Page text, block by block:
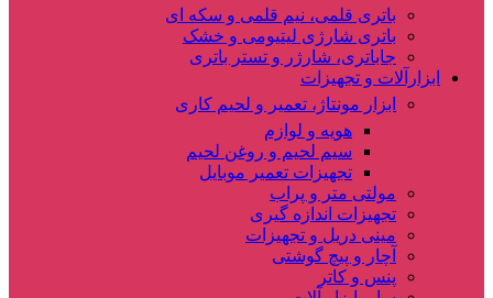
باتری قلمی، نیم قلمی و سکه ای
باتری شارژی لیتیومی و خشک
جاباتری، شارژر و تستر باتری
ابزارآلات و تجهیزات
ابزار مونتاژ، تعمیر و لحیم کاری
هویه و لوازم
سیم لحیم و روغن لحیم
تجهیزات تعمیر موبایل
مولتی متر و پراب
تجهیزات اندازه گیری
مینی دریل و تجهیزات
آچار و پیچ گوشتی
پنس و کاتر